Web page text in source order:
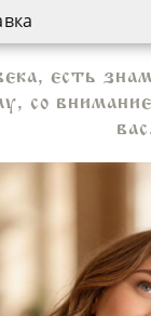
есть
со